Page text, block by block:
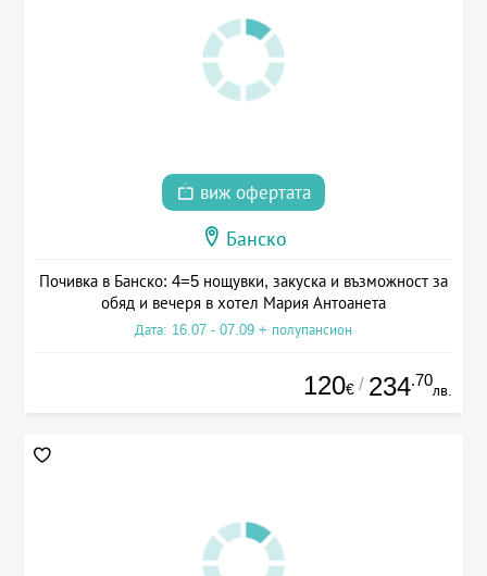
виж офертата
Банско
Почивка в Банско: 4=5 нощувки, закуска и възможност за
обяд и вечеря в хотел Мария Антоанета
Дата: 16.07 - 07.09 + полупансион
120€ / 234.70
лв.